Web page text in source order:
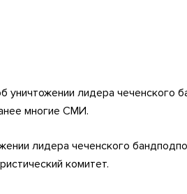
лидера чеченского
многие СМИ.
лидера чеченского
комитет.